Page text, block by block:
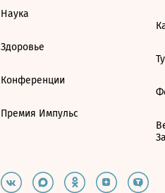
Наука
Здоровье
Конференции
Премия Импульс